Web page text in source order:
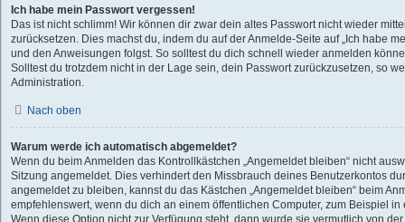
Ich habe mein Passwort vergessen!
Das ist nicht schlimm! Wir können dir zwar dein altes Passwort nicht wieder
zurücksetzen. Dies machst du, indem du auf der Anmelde-Seite auf „Ich habe
und den Anweisungen folgst. So solltest du dich schnell wieder anmelden
Solltest du trotzdem nicht in der Lage sein, dein Passwort zurückzusetzen, so
Administration.
Nach oben
Warum werde ich automatisch abgemeldet?
Wenn du beim Anmelden das Kontrollkästchen „Angemeldet bleiben“ nicht
Sitzung angemeldet. Dies verhindert den Missbrauch deines Benutzerkontos
angemeldet zu bleiben, kannst du das Kästchen „Angemeldet bleiben“ beim
empfehlenswert, wenn du dich an einem öffentlichen Computer, zum Beispiel in
Wenn diese Option nicht zur Verfügung steht, dann wurde sie vermutlich von